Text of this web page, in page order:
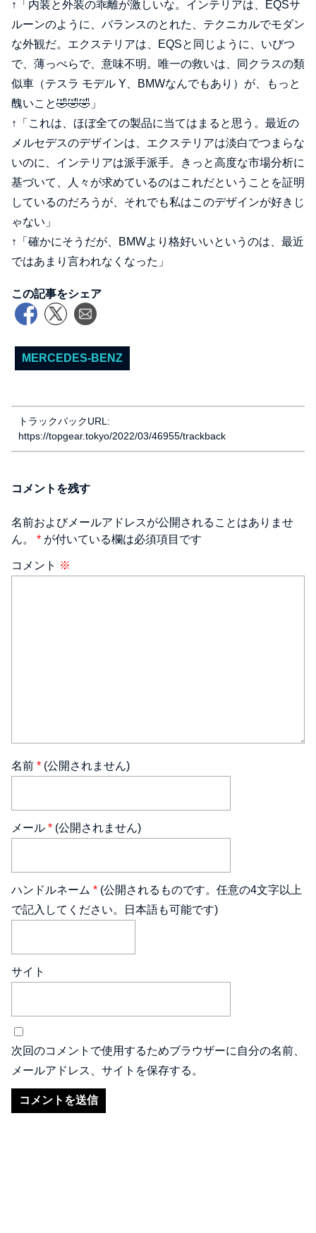
↑「内装と外装の乖離が激しいな。インテリアは、EQSサ
ルーンのように、バランスのとれた、テクニカルでモダン
な外観だ。エクステリアは、EQSと同じように、いびつ
で、薄っぺらで、意味不明。唯一の救いは、同クラスの類
似車（テスラ モデル Y、BMWなんでもあり）が、もっと
醜いこと🤣🤣🤣」
↑「これは、ほぼ全ての製品に当てはまると思う。最近の
メルセデスのデザインは、エクステリアは淡白でつまらな
いのに、インテリアは派手派手。きっと高度な市場分析に
基づいて、人々が求めているのはこれだということを証明
しているのだろうが、それでも私はこのデザインが好きじ
ゃない」
↑「確かにそうだが、BMWより格好いいというのは、最近
ではあまり言われなくなった」
この記事をシェア
MERCEDES-BENZ
トラックバックURL:
https://topgear.tokyo/2022/03/46955/trackback
コメントを残す
名前およびメールアドレスが公開されることはありませ
ん。 * が付いている欄は必須項目です
コメント ※
名前 * (公開されません)
メール * (公開されません)
ハンドルネーム * (公開されるものです。任意の4文字以上
で記入してください。日本語も可能です)
サイト
次回のコメントで使用するためブラウザーに自分の名前、
メールアドレス、サイトを保存する。